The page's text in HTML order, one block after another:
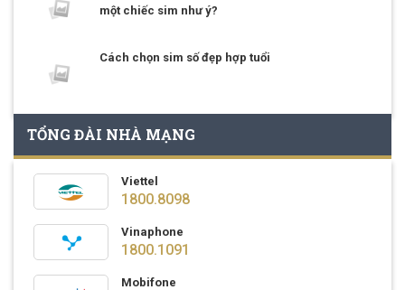
một chiếc sim như ý?
Cách chọn sim số đẹp hợp tuổi
TỔNG ĐÀI NHÀ MẠNG
Viettel
1800.8098
Vinaphone
1800.1091
Mobifone